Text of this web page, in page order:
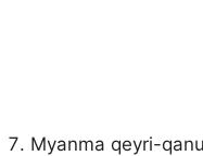
Myanma qeyri-